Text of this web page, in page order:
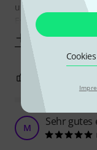
unerwarteten
Es ist bei
Mehr anzeigen
M Sehr gutes